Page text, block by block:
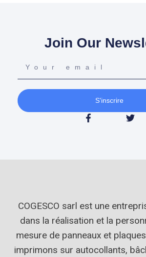
Join Our
S'inscrire
COGESCO sarl est une
dans la réalisation et la
mesure de panneaux et
imprimons sur autocollants,